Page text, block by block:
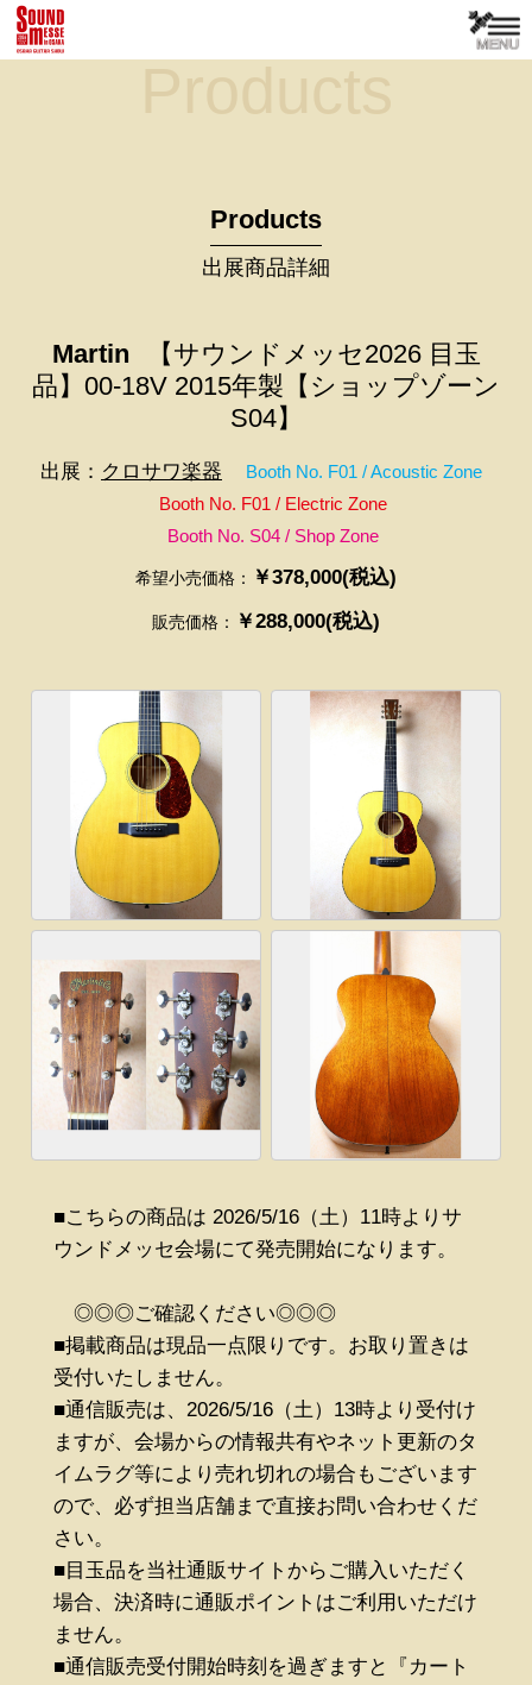
Products
Products
出展商品詳細
Martin
【サウンドメッセ2026 目玉
品】00-18V 2015年製【ショップゾーン
S04】
出展： クロサワ楽器
Booth No. F01 / Acoustic Zone
Booth No. F01 / Electric Zone
Booth No. S04 / Shop Zone
希望小売価格： ￥378,000(税込)
販売価格： ￥288,000(税込)
■こちらの商品は 2026/5/16（土）11時よりサ
ウンドメッセ会場にて発売開始になります。
◎◎◎ご確認ください◎◎◎
■掲載商品は現品一点限りです。お取り置きは
受付いたしません。
■通信販売は、2026/5/16（土）13時より受付け
ますが、会場からの情報共有やネット更新のタ
イムラグ等により売れ切れの場合もございます
ので、必ず担当店舗まで直接お問い合わせくだ
さい。
■目玉品を当社通販サイトからご購入いただく
場合、決済時に通販ポイントはご利用いただけ
ません。
■通信販売受付開始時刻を過ぎますと『カート